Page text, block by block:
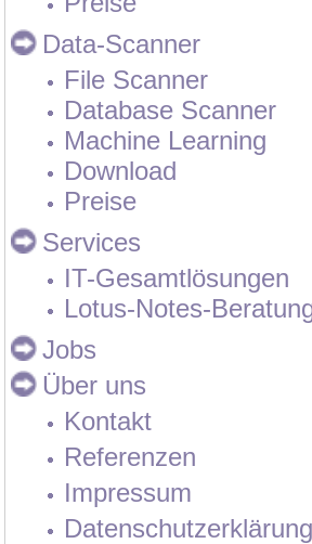
Data-Scanner
File Scanner
Database Scanner
Machine Learning
Download
Preise
Services
IT-Gesamtlösungen
Lotus-Notes-
Jobs
Über uns
Kontakt
Referenzen
Impressum
Datenschutzerklärung